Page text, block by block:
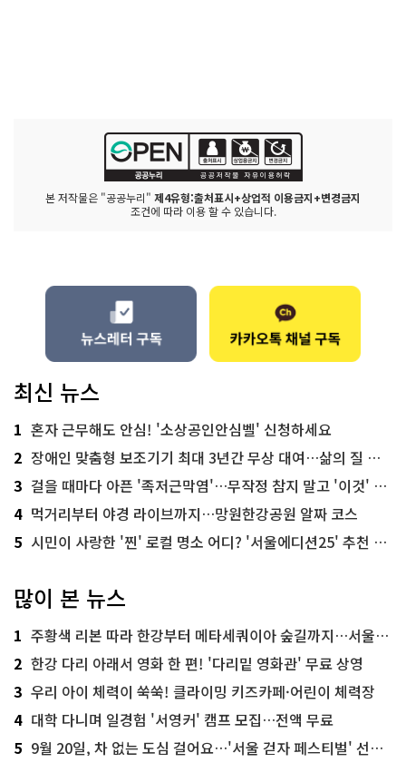
본 저작물은 "공공누리" 제4유형:출처표시+상업적 이용금지+변경금지
조건에 따라 이용 할 수 있습니다.
최신 뉴스
1 혼자 근무해도 안심! '소상공인안심벨' 신청하세요
2 장애인 맞춤형 보조기기 최대 3년간 무상 대여…삶의 질 높인다
3 걸을 때마다 아픈 '족저근막염'…무작정 참지 말고 '이것' 해보세요!
4 먹거리부터 야경 라이브까지…망원한강공원 알짜 코스
5 시민이 사랑한 '찐' 로컬 명소 어디? '서울에디션25' 추천 코스
많이 본 뉴스
1 주황색 리본 따라 한강부터 메타세쿼이아 숲길까지…서울둘레길 15코스
2 한강 다리 아래서 영화 한 편! '다리밑 영화관' 무료 상영
3 우리 아이 체력이 쑥쑥! 클라이밍 키즈카페·어린이 체력장
4 대학 다니며 일경험 '서영커' 캠프 모집…전액 무료
5 9월 20일, 차 없는 도심 걸어요…'서울 걷자 페스티벌' 선착순 5천명